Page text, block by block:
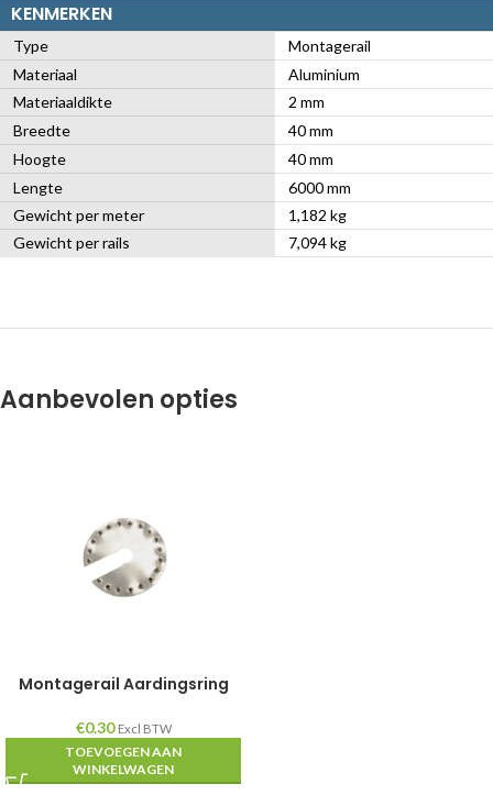
KENMERKEN
Type
Montagerail
Materiaal
Aluminium
Materiaaldikte
2 mm
Breedte
40 mm
Hoogte
40 mm
Lengte
6000 mm
Gewicht per meter
1,182 kg
Gewicht per rails
7,094 kg
Aanbevolen opties
Montagerail Aardingsring
€0.30 Excl BTW
TOEVOEGEN AAN
WINKELWAGEN